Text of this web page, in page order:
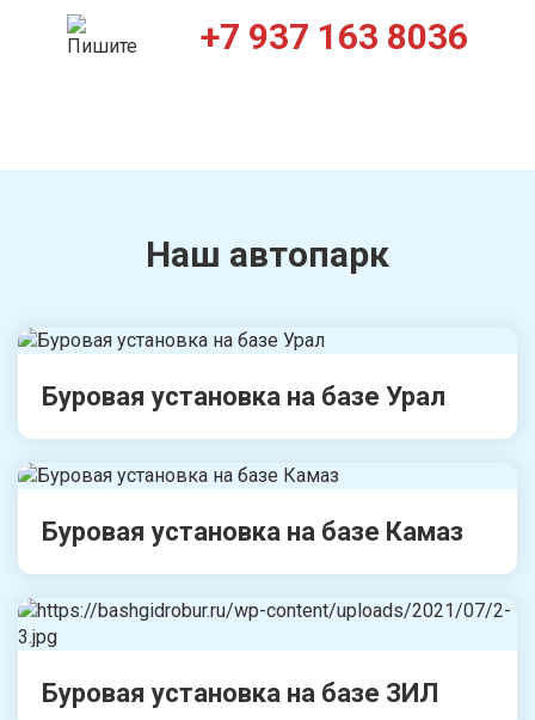
+7 937 163 8036
Наш автопарк
Буровая установка на базе Урал
Буровая установка на базе Камаз
Буровая установка на базе ЗИЛ